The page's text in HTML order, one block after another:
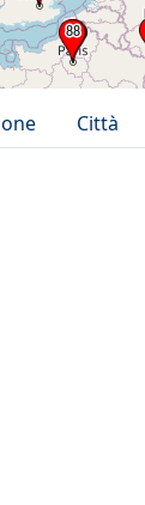
Città